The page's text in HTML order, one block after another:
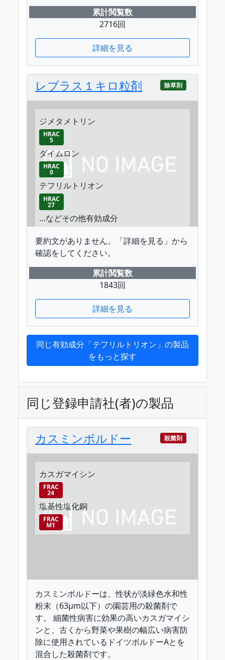
累計閲覧数
2716回
詳細を見る
レブラス１キロ粒剤 除草剤
ジメタメトリン
HRAC
5
ダイムロン
HRAC
0
テフリルトリオン
HRAC
27
…などその他有効成分
要約文がありません。「詳細を見る」から
確認をしてください。
累計閲覧数
1843回
詳細を見る
同じ有効成分「テフリルトリオン」の製品
をもっと探す
同じ登録申請社(者)の製品
カスミンボルドー 殺菌剤
カスガマイシン
FRAC
24
塩基性塩化銅
FRAC
M1
カスミンボルドーは、性状が淡緑色水和性
粉末（63μm以下）の園芸用の殺菌剤で
す。 細菌性病害に効果の高いカスガマイシ
ンと、古くから野菜や果樹の幅広い病害防
除に使用されているドイツボルドーAとを
混合した殺菌剤です。